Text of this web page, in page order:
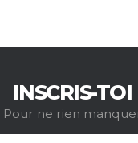
INSCRIS-TOI
Pour ne rien